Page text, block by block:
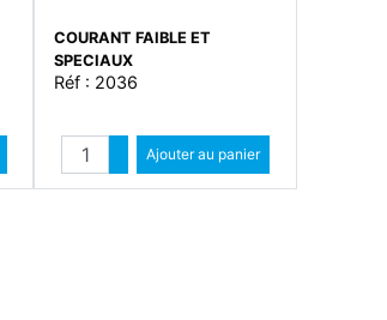
COURANT FAIBLE ET
SPECIAUX
Réf : 2036
Quantité
Augmenter quantité
Diminuer quantité
Ajouter au panier